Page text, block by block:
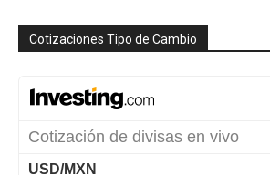
Cotizaciones Tipo de Cambio